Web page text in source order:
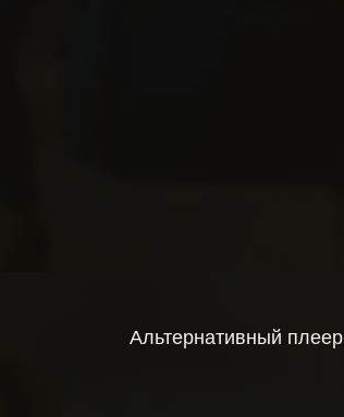
Альтернативный плеер